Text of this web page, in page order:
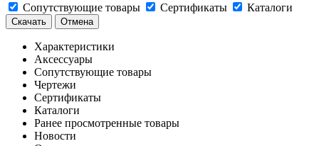
Сопутствующие товары
Сертификаты Каталоги
Скачать Отмена
Характеристики
Аксессуары
Сопутствующие товары
Чертежи
Сертификаты
Каталоги
Ранее просмотренные товары
Новости